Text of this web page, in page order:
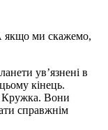
якщо ми скажемо,
ув’язнені в
кінець.
Кружка. Вони
справжнім